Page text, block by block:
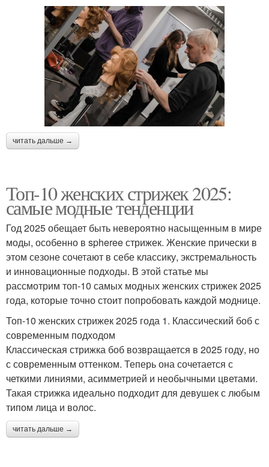
читать дальше →
Топ-10 женских стрижек 2025:
самые модные тенденции
Год 2025 обещает быть невероятно насыщенным в мире
моды, особенно в spheree стрижек. Женские прически в
этом сезоне сочетают в себе классику, экстремальность
и инновационные подходы. В этой статье мы
рассмотрим топ-10 самых модных женских стрижек 2025
года, которые точно стоит попробовать каждой моднице.
Топ-10 женских стрижек 2025 года 1. Классический боб с
современным подходом
Классическая стрижка боб возвращается в 2025 году, но
с современным оттенком. Теперь она сочетается с
четкими линиями, асимметрией и необычными цветами.
Такая стрижка идеально подходит для девушек с любым
типом лица и волос.
читать дальше →